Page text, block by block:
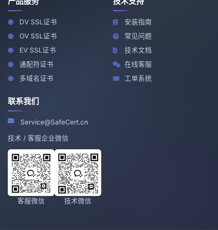
DV SSL证书
OV SSL证书
EV SSL证书
通配符证书
多域名证书
安装指南
常见问题
技术文档
在线客服
工单系统
联系我们
Service@SafeCert.cn
技术 / 客服企业微信
客服微信 技术微信